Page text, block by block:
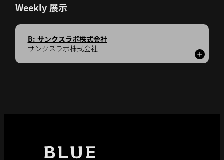
Weekly 展示
B: サンクスラボ株式会社
サンクスラボ株式会社